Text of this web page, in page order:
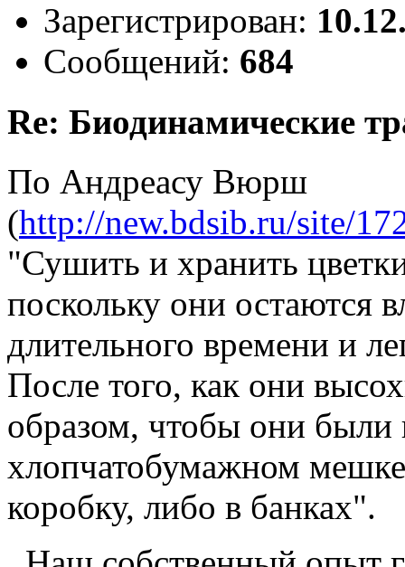
Зарегистрирован:
Сообщений: 684
Re: Биодинамические
По Андреасу Вюрш
(http://new.bdsib.ru/site/
"Сушить и хранить
поскольку они остаются
длительного времени и
После того, как они
образом, чтобы они были
хлопчатобумажном
коробку, либо в банках".